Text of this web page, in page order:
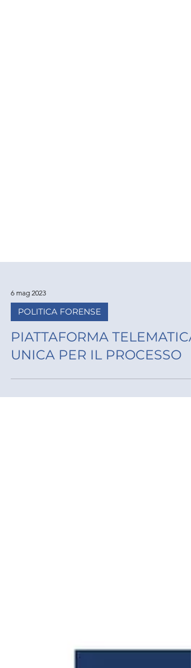
6 mag 2023
POLITICA FORENSE
PIATTAFORMA TELEMATICA
UNICA PER IL PROCESSO